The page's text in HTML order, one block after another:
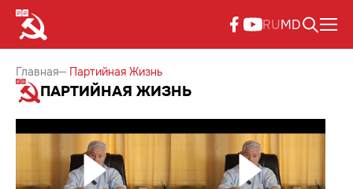
RUMD
Главная Партийная Жизнь
ПАРТИЙНАЯ ЖИЗНЬ